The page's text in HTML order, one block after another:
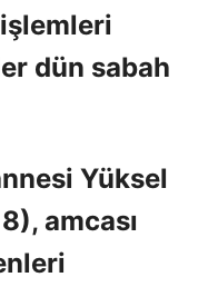
dün sabah
Yüksel
amcası